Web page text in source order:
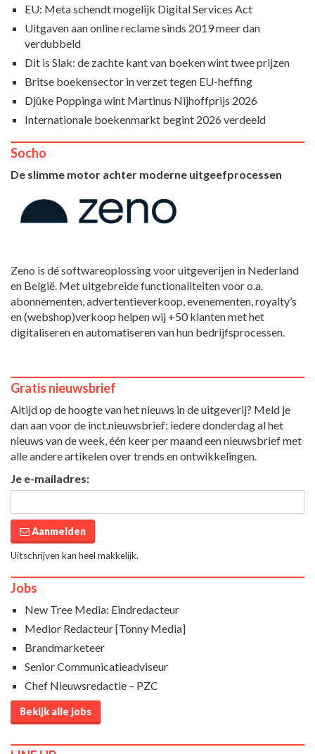
EU: Meta schendt mogelijk Digital Services Act
Uitgaven aan online reclame sinds 2019 meer dan
verdubbeld
Dit is Slak: de zachte kant van boeken wint twee prijzen
Britse boekensector in verzet tegen EU-heffing
Djûke Poppinga wint Martinus Nijhoffprijs 2026
Internationale boekenmarkt begint 2026 verdeeld
Socho
De slimme motor achter moderne uitgeefprocessen
Zeno is dé softwareoplossing voor uitgeverijen in Nederland
en België. Met uitgebreide functionaliteiten voor o.a.
abonnementen, advertentieverkoop, evenementen, royalty’s
en (webshop)verkoop helpen wij +50 klanten met het
digitaliseren en automatiseren van hun bedrijfsprocessen.
Gratis nieuwsbrief
Altijd op de hoogte van het nieuws in de uitgeverij? Meld je
dan aan voor de inct.nieuwsbrief: iedere donderdag al het
nieuws van de week, één keer per maand een nieuwsbrief met
alle andere artikelen over trends en ontwikkelingen.
Je e-mailadres:
Aanmelden
Uitschrijven kan heel makkelijk.
Jobs
New Tree Media: Eindredacteur
Medior Redacteur [Tonny Media]
Brandmarketeer
Senior Communicatieadviseur
Chef Nieuwsredactie – PZC
Bekijk alle jobs